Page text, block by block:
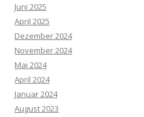
Juni 2025
April 2025
Dezember 2024
November 2024
Mai 2024
April 2024
Januar 2024
August 2023